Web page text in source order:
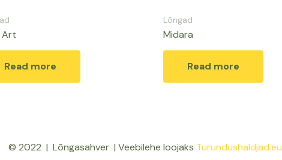
Art
Read more
Lõngad
Midara
Read more
© 2022 | Lõngasahver | Veebilehe loojaks Turundushaldjad.eu